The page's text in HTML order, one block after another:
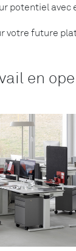
potentiel avec
votre future
en